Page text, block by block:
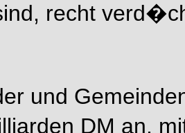
recht
und
DM an,